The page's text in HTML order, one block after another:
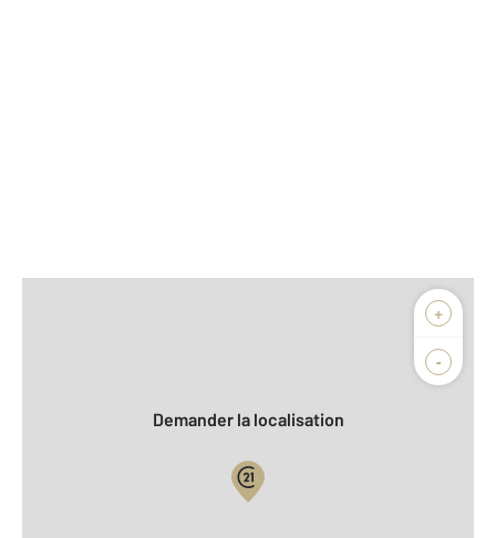
+
-
Biens vendus
Demander la localisation